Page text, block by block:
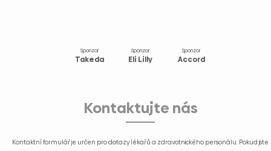
Sponzor
Takeda
Sponzor
Eli Lilly
Sponzor
Accord
Kontaktujte nás
Kontaktní formulář je určen pro dotazy lékařů a zdravotnického personálu. Pokud jste